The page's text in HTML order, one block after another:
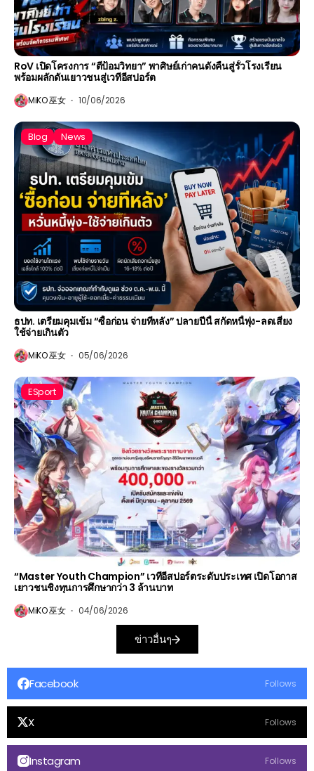
RoV เปิดโครงการ “ตีป้อมวิทยา” พาศิษย์เก่าคนดังคืนสู่รั้วโรงเรียน
พร้อมผลักดันเยาวชนสู่เวทีอีสปอร์ต
MiKO 巫女 10/06/2026
Blog News
ธปท. เตรียมคุมเข้ม “ซื้อก่อน จ่ายทีหลัง” ปลายปีนี้ สกัดหนี้พุ่ง-ลดเสี่ยง
ใช้จ่ายเกินตัว
MiKO 巫女 05/06/2026
ESport
“Master Youth Champion” เวทีอีสปอร์ตระดับประเทศ เปิดโอกาส
เยาวชนชิงทุนการศึกษากว่า 3 ล้านบาท
MiKO 巫女 04/06/2026
ข่าวอื่นๆ
Facebook Follows
X Follows
Instagram Follows